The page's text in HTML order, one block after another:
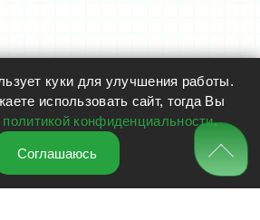
куки для улучшения работы.
использовать сайт, тогда Вы
политикой конфиденциальности.
Соглашаюсь